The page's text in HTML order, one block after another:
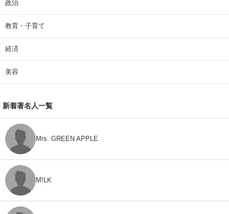
政治
教育・子育て
経済
美容
新着著名人一覧
Mrs. GREEN APPLE
M!LK